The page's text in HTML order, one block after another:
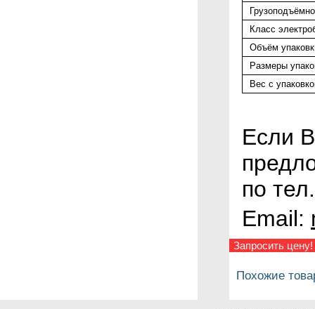
Класс
Объём
Размеры
Вес с
Если
по
Email:
Запросить цену!
Похожие